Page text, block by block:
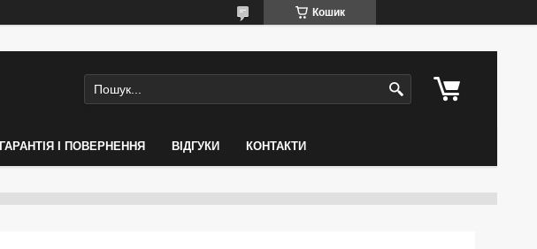
Кошик
ГАРАНТІЯ І ПОВЕРНЕННЯ ВІДГУКИ КОНТАКТИ